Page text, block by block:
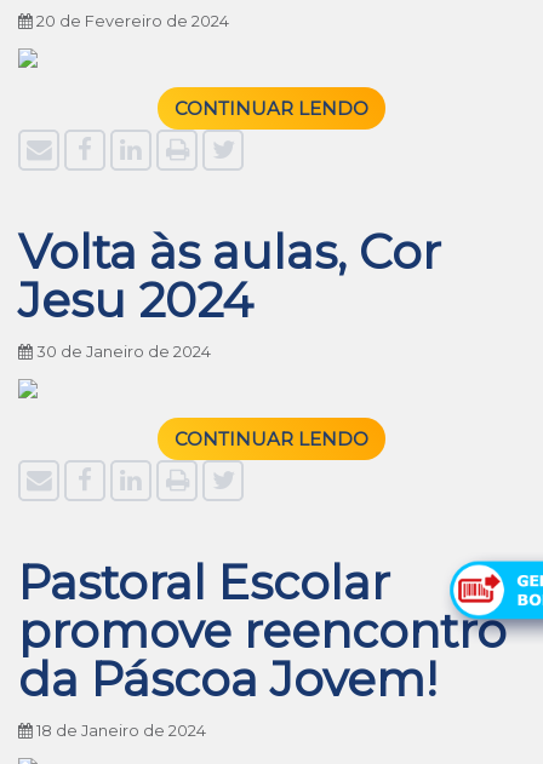
20 de Fevereiro de 2024
CONTINUAR LENDO
Volta às aulas, Cor
Jesu 2024
30 de Janeiro de 2024
CONTINUAR LENDO
Pastoral Escolar
promove reencontro
da Páscoa Jovem!
18 de Janeiro de 2024